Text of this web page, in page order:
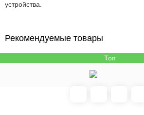
устройства.
Рекомендуемые товары
Топ